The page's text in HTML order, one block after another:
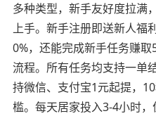
多种类型，新手友好度拉满
上手。新手注册即送新人福
0%，还能完成新手任务赚
流程。所有任务均支持一单
持微信、支付宝1元起提，
槛。每天居家投入3-4小时